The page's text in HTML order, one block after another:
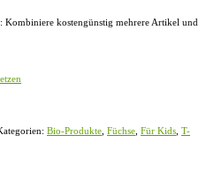
Kombiniere kostengünstig mehrere Artikel und
Bio-Produkte Füchse Für Kids T-